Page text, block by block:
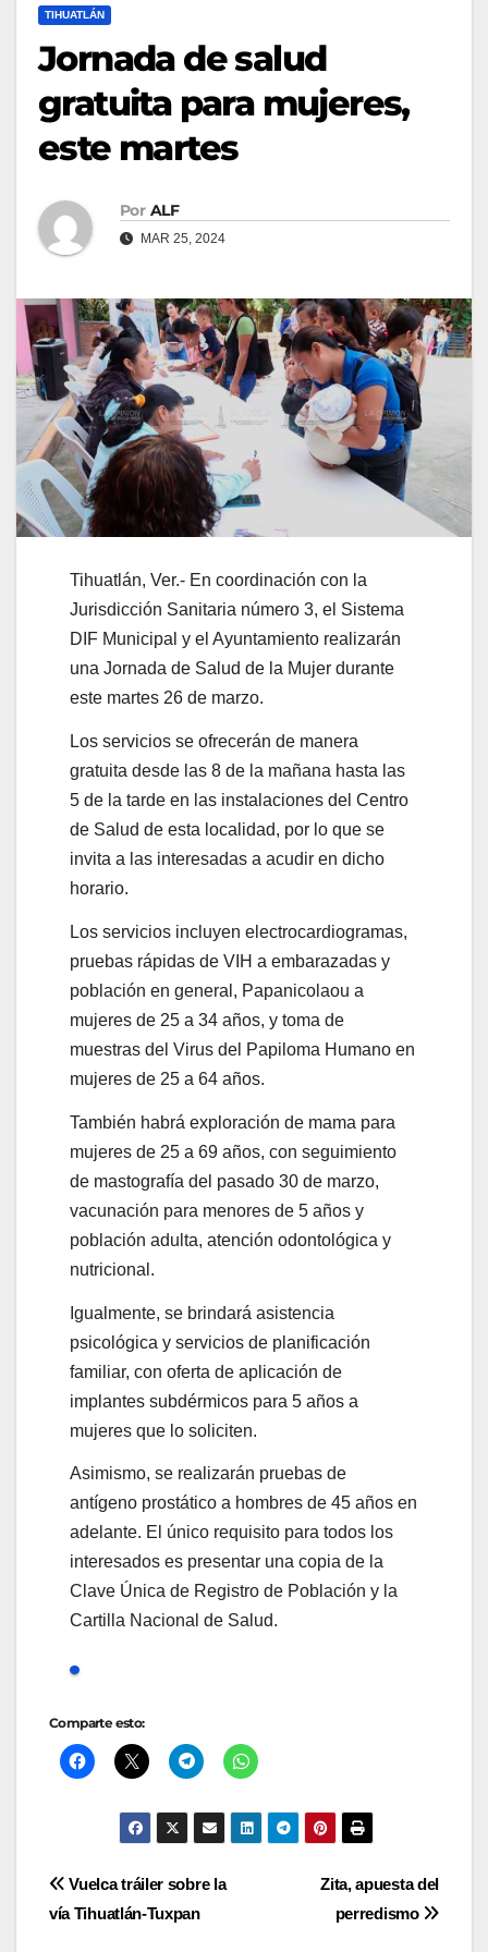
TIHUATLÁN
Jornada de salud
gratuita para mujeres,
este martes
Por ALF
MAR 25, 2024
Tihuatlán, Ver.- En coordinación con la
Jurisdicción Sanitaria número 3, el Sistema
DIF Municipal y el Ayuntamiento realizarán
una Jornada de Salud de la Mujer durante
este martes 26 de marzo.
Los servicios se ofrecerán de manera
gratuita desde las 8 de la mañana hasta las
5 de la tarde en las instalaciones del Centro
de Salud de esta localidad, por lo que se
invita a las interesadas a acudir en dicho
horario.
Los servicios incluyen electrocardiogramas,
pruebas rápidas de VIH a embarazadas y
población en general, Papanicolaou a
mujeres de 25 a 34 años, y toma de
muestras del Virus del Papiloma Humano en
mujeres de 25 a 64 años.
También habrá exploración de mama para
mujeres de 25 a 69 años, con seguimiento
de mastografía del pasado 30 de marzo,
vacunación para menores de 5 años y
población adulta, atención odontológica y
nutricional.
Igualmente, se brindará asistencia
psicológica y servicios de planificación
familiar, con oferta de aplicación de
implantes subdérmicos para 5 años a
mujeres que lo soliciten.
Asimismo, se realizarán pruebas de
antígeno prostático a hombres de 45 años en
adelante. El único requisito para todos los
interesados es presentar una copia de la
Clave Única de Registro de Población y la
Cartilla Nacional de Salud.
Comparte esto:
Navegación
Zita, apuesta del
perredismo
Vuelca tráiler sobre la
vía Tihuatlán-Tuxpan